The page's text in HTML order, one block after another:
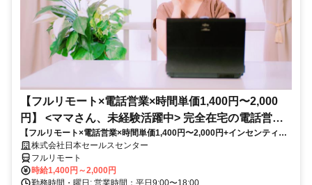
【フルリモート×電話営業×時間単価1,400円〜2,000
円】 <ママさん、未経験活躍中> 完全在宅の電話営業
で家庭と仕事の両立を実現
【フルリモート×電話営業×時間単価1,400円〜2,000円+インセンティブ
あり】 ＜ママさん、未経験活躍中＞ 完全在宅の電話営業で家庭と仕事の
両立を実現
株式会社日本セールスセンター
フルリモート
時給1,400円～2,000円
勤務時間・曜日: 営業時間：平日9:00〜18:00